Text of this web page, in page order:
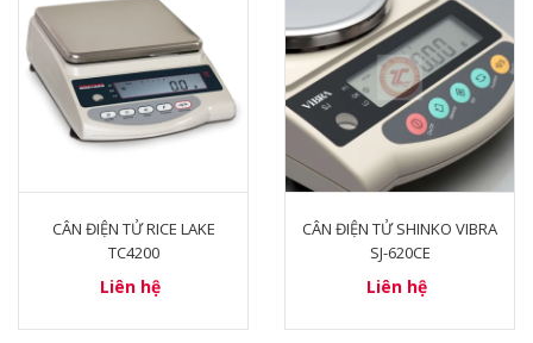
CÂN ĐIỆN TỬ RICE LAKE
TC4200
Liên hệ
CÂN ĐIỆN TỬ SHINKO VIBRA
SJ-620CE
Liên hệ